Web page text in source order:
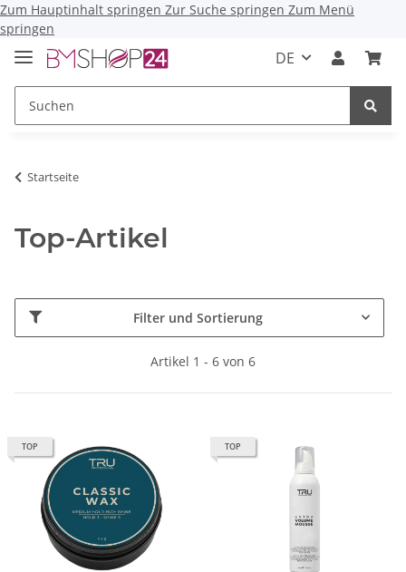
Zum Hauptinhalt springen Zur Suche springen Zum Menü
springen
DE
Startseite
Top-Artikel
Filter und Sortierung
Artikel 1 - 6 von 6
TOP TOP